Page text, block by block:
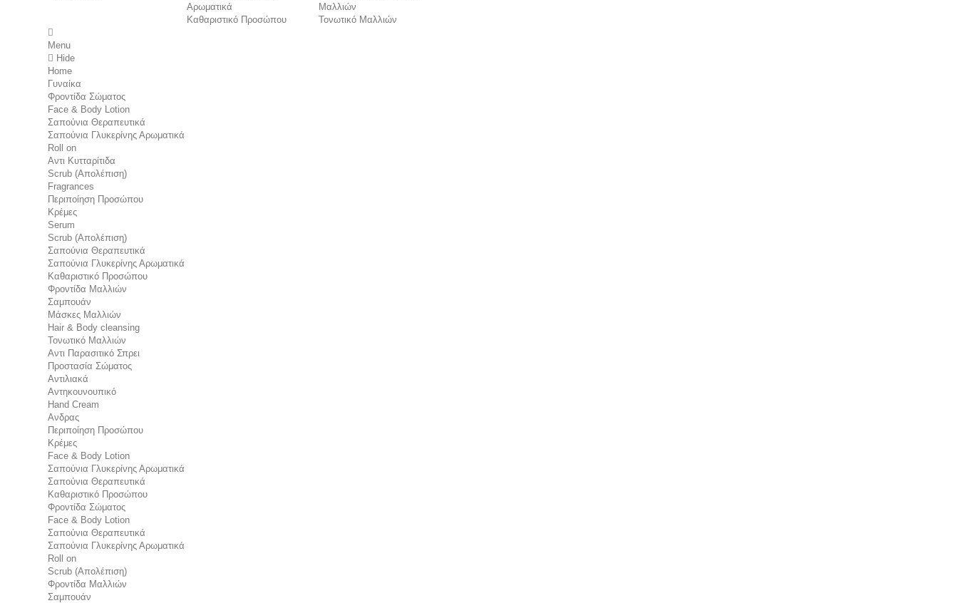
Αρωματικά
Καθαριστικό Προσώπου
Μαλλιών
Τονωτικό Μαλλιών
Menu
Hide
Home
Γυναίκα
Φροντίδα Σώματος
Face & Body Lotion
Σαπούνια Θεραπευτικά
Σαπούνια Γλυκερίνης Αρωματικά
Roll on
Αντι Κυτταρίτιδα
Scrub (Απολέπιση)
Fragrances
Περιποίηση Προσώπου
Κρέμες
Serum
Scrub (Απολέπιση)
Σαπούνια Θεραπευτικά
Σαπούνια Γλυκερίνης Αρωματικά
Καθαριστικό Προσώπου
Φροντίδα Μαλλιών
Σαμπουάν
Μάσκες Μαλλιών
Hair & Body cleansing
Τονωτικό Μαλλιών
Αντι Παρασιτικό Σπρει
Προστασία Σώματος
Αντιλιακά
Αντηκουνουπικό
Hand Cream
Ανδρας
Περιποίηση Προσώπου
Κρέμες
Face & Body Lotion
Σαπούνια Γλυκερίνης Αρωματικά
Σαπούνια Θεραπευτικά
Καθαριστικό Προσώπου
Φροντίδα Σώματος
Face & Body Lotion
Σαπούνια Θεραπευτικά
Σαπούνια Γλυκερίνης Αρωματικά
Roll on
Scrub (Απολέπιση)
Φροντίδα Μαλλιών
Σαμπουάν